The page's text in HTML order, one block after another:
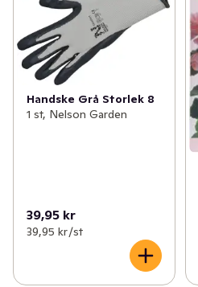
Handske Grå Storlek 8
1 st, Nelson Garden
39,95 kr
39,95 kr /st